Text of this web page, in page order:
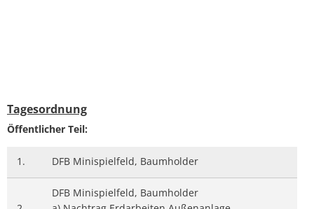
Tagesordnung
Öffentlicher Teil:
1. DFB Minispielfeld, Baumholder
DFB Minispielfeld, Baumholder